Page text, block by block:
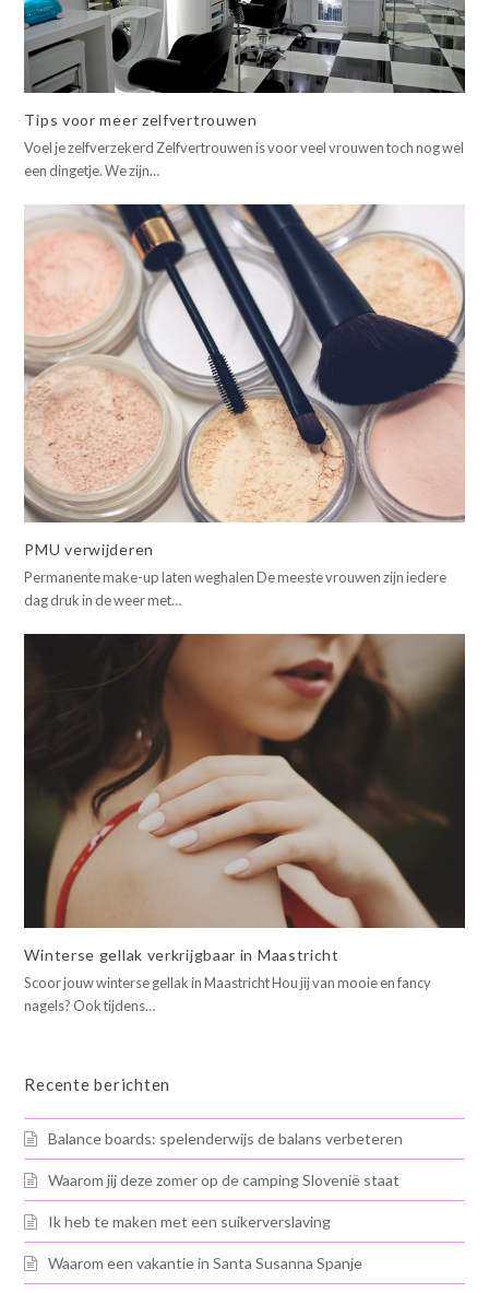
Tips voor meer zelfvertrouwen
Voel je zelfverzekerd Zelfvertrouwen is voor veel vrouwen toch nog wel
een dingetje. We zijn…
PMU verwijderen
Permanente make-up laten weghalen De meeste vrouwen zijn iedere
dag druk in de weer met…
Winterse gellak verkrijgbaar in Maastricht
Scoor jouw winterse gellak in Maastricht Hou jij van mooie en fancy
nagels? Ook tijdens…
Recente berichten
Balance boards: spelenderwijs de balans verbeteren
Waarom jij deze zomer op de camping Slovenië staat
Ik heb te maken met een suikerverslaving
Waarom een vakantie in Santa Susanna Spanje